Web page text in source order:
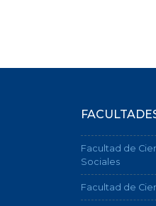
Facultad de
Sociales
Facultad de